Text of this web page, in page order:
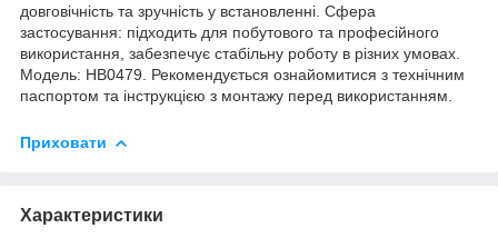
довговічність та зручність у встановленні. Сфера
застосування: підходить для побутового та професійного
використання, забезпечує стабільну роботу в різних умовах.
Модель: HB0479. Рекомендується ознайомитися з технічним
паспортом та інструкцією з монтажу перед використанням.
Приховати
Характеристики